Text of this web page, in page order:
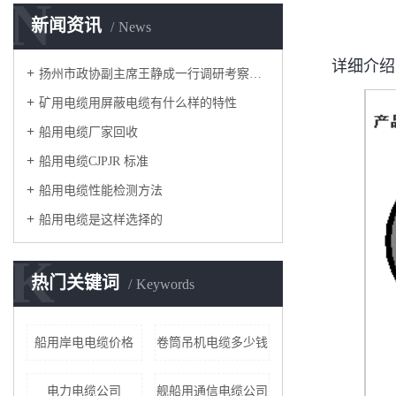
新闻资讯 News
N
扬州市政协副主席王静成一行调研考察红旗电缆集团
矿用电缆用屏蔽电缆有什么样的特性
船用电缆厂家回收
船用电缆CJPJR 标准
船用电缆性能检测方法
船用电缆是这样选择的
热门关键词 Keywords
K
船用岸电电缆价格 卷筒吊机电缆多少钱
电力电缆公司 舰船用通信电缆公司
详细介